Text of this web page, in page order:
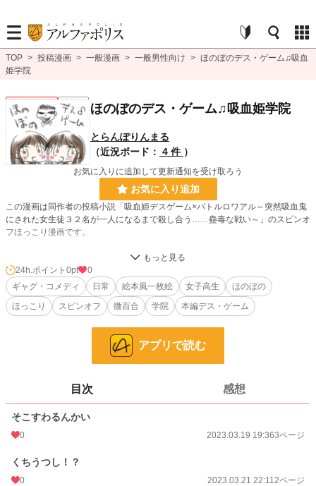
TOP > 投稿漫画 > 一般漫画 > 一般男性向け > ほのぼのデス・ゲーム♫吸血
姫学院
一般男性向け 連載中 ほのぼのデス・ゲーム♫吸血姫学院
とらんぽりんまる
（近況ボード： 4 件 ）
お気に入りに追加して更新通知を受け取ろう
お気に入り追加
この漫画は同作者の投稿小説「吸血姫デスゲーム×バトルロワアル～突然吸血鬼
にされた女生徒３２名が一人になるまで殺し合う……蠱毒な戦い～」のスピンオ
フほっこり漫画です。
小説では島でデス・ゲームヲ繰り広げる彼女達ですが、ここではほっこり絵本に
なっております(*^^*)
学校だったり、本編前に出逢うわけのなかったコラボもあるかもしれませんが
女子高生達のキャッキャうふふを楽しんでいただければと思います。
ゆえとゆらは双子の高校二年生！
漫画 8,558 位 / 8,558 件
24h.ポイント
24h.ポイント 0pt
0
ギャグ・コメディ
日常 絵本風一枚絵 女子高生
ほのぼの
ほっこり
スピンオフ 微百合 学院 本編デス・ゲーム
アプリで読む
目次 感想
そこすわるんかい
0 2023.03.19 19:363ページ
くちうつし！？
0 2023.03.21 22:112ページ